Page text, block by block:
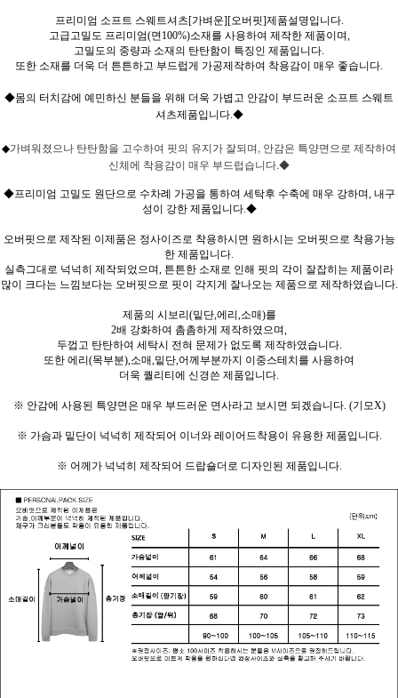
프리미엄 소프트 스웨트셔츠[가벼운][오버핏]제품설명입니다.
고급고밀도 프리미엄(면100%)소재를 사용하여 제작한 제품이며,
고밀도의 중량과 소재의 탄탄함이 특징인 제품입니다.
또한 소재를 더욱 더 튼튼하고 부드럽게 가공제작하여 착용감이 매우 좋습니다.
◆몸의 터치감에 예민하신 분들을 위해 더욱 가볍고 안감이 부드러운 소프트 스웨트
셔츠제품입니다.◆
◆가벼워졌으나 탄탄함을 고수하여 핏의 유지가 잘되며, 안감은 특양면으로 제작하여
신체에 착용감이 매우 부드럽습니다.◆
◆프리미엄 고밀도 원단으로 수차례 가공을 통하여 세탁후 수축에 매우 강하며, 내구
성이 강한 제품입니다.◆
오버핏으로 제작된 이제품은 정사이즈로 착용하시면 원하시는 오버핏으로 착용가능
한 제품입니다.
실측그대로 넉넉히 제작되었으며, 튼튼한 소재로 인해 핏의 각이 잘잡히는 제품이라
많이 크다는 느낌보다는 오버핏으로 핏이 각지게 잘나오는 제품으로 제작하였습니다.
제품의 시보리(밑단,에리,소매)를
2배 강화하여 촘촘하게 제작하였으며,
두껍고 탄탄하여 세탁시 전혀 문제가 없도록 제작하였습니다.
또한 에리(목부분),소매,밑단,어께부분까지 이중스테치를 사용하여
더욱 퀄리티에 신경쓴 제품입니다.
※ 안감에 사용된 특양면은 매우 부드러운 면사라고 보시면 되겠습니다. (기모X)
※ 가슴과 밑단이 넉넉히 제작되어 이너와 레이어드착용이 유용한 제품입니다.
※ 어께가 넉넉히 제작되어 드랍숄더로 디자인된 제품입니다.